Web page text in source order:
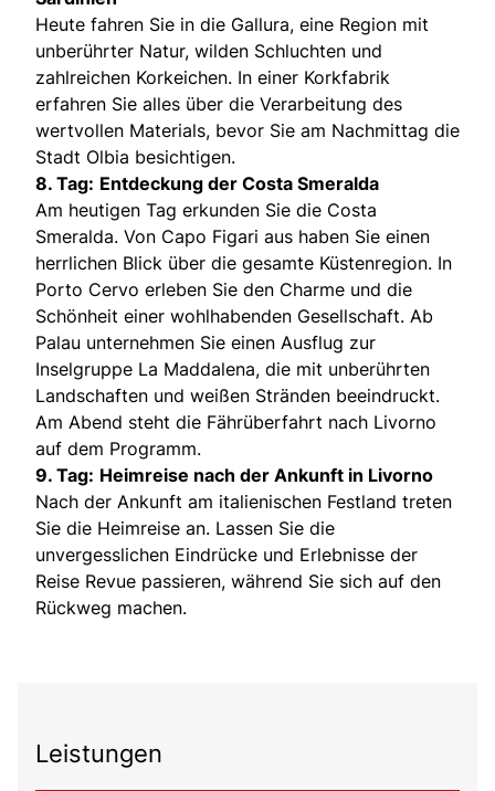
Heute fahren Sie in die Gallura, eine Region mit
unberührter Natur, wilden Schluchten und
zahlreichen Korkeichen. In einer Korkfabrik
erfahren Sie alles über die Verarbeitung des
wertvollen Materials, bevor Sie am Nachmittag die
Stadt Olbia besichtigen.
8. Tag: Entdeckung der Costa Smeralda
Am heutigen Tag erkunden Sie die Costa
Smeralda. Von Capo Figari aus haben Sie einen
herrlichen Blick über die gesamte Küstenregion. In
Porto Cervo erleben Sie den Charme und die
Schönheit einer wohlhabenden Gesellschaft. Ab
Palau unternehmen Sie einen Ausflug zur
Inselgruppe La Maddalena, die mit unberührten
Landschaften und weißen Stränden beeindruckt.
Am Abend steht die Fährüberfahrt nach Livorno
auf dem Programm.
9. Tag: Heimreise nach der Ankunft in Livorno
Nach der Ankunft am italienischen Festland treten
Sie die Heimreise an. Lassen Sie die
unvergesslichen Eindrücke und Erlebnisse der
Reise Revue passieren, während Sie sich auf den
Rückweg machen.
Leistungen